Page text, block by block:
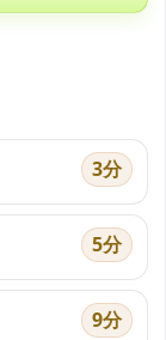
3分
5分
9分